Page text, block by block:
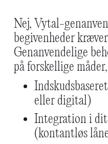
Nej, Vytal-
begivenheder
Genanvendelige
på forskellige
eller digital)
Integration i
(kontantløs